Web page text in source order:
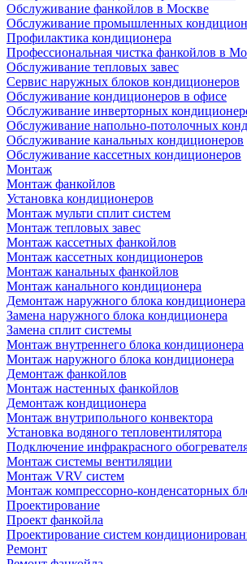
Обслуживание фанкойлов в Москве
Обслуживание промышленных
Профилактика кондиционера
Профессиональная чистка фанкойлов в
Обслуживание тепловых завес
Сервис наружных блоков кондиционеров
Обслуживание кондиционеров в офисе
Обслуживание инверторных
Обслуживание напольно-потолочных
Обслуживание канальных кондиционеров
Обслуживание кассетных кондиционеров
Монтаж
Монтаж фанкойлов
Установка кондиционеров
Монтаж мульти сплит систем
Монтаж тепловых завес
Монтаж кассетных фанкойлов
Монтаж кассетных кондиционеров
Монтаж канальных фанкойлов
Монтаж канального кондиционера
Демонтаж наружного блока кондиционера
Замена наружного блока кондиционера
Замена сплит системы
Монтаж внутреннего блока кондиционера
Монтаж наружного блока кондиционера
Демонтаж фанкойлов
Монтаж настенных фанкойлов
Демонтаж кондиционера
Монтаж внутрипольного конвектора
Установка водяного тепловентилятора
Подключение инфракрасного
Монтаж системы вентиляции
Монтаж VRV систем
Монтаж компрессорно-конденсаторных
Проектирование
Проект фанкойла
Проектирование систем
Ремонт